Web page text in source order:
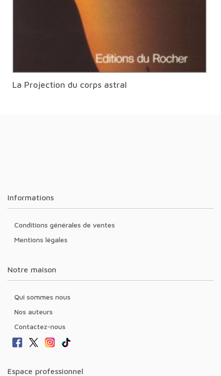
La Projection du corps astral
Informations
Conditions générales de ventes
Mentions légales
Notre maison
Qui sommes nous
Nos auteurs
Contactez-nous
Espace professionnel